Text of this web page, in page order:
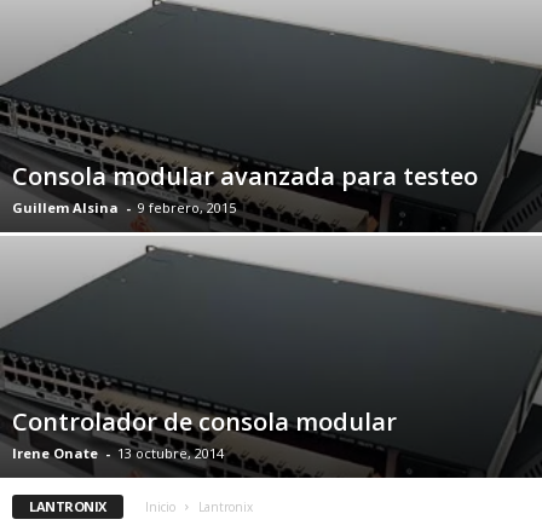
Consola modular avanzada para testeo
Guillem Alsina - 9 febrero, 2015
Controlador de consola modular
Irene Onate - 13 octubre, 2014
LANTRONIX Inicio Lantronix